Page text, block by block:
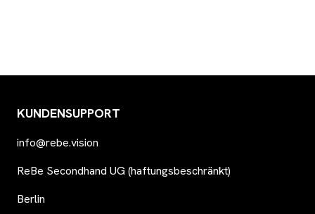
KUNDENSUPPORT
info@rebe.vision
ReBe Secondhand UG (haftungsbeschränkt)
Berlin